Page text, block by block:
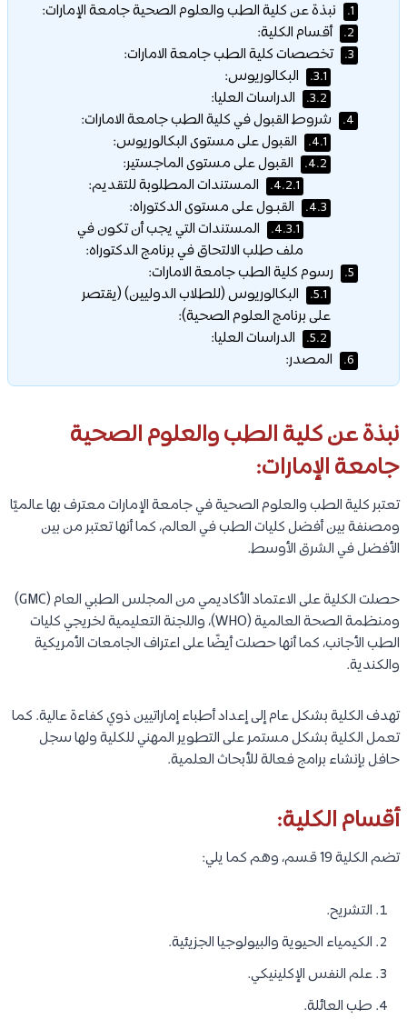
1. نبذة عن كلية الطب والعلوم الصحية جامعة الإمارات:
2. أقسام الكلية:
3. تخصصات كلية الطب جامعة الامارات:
3.1. البكالوريوس:
3.2. الدراسات العليا:
4. شروط القبول في كلية الطب جامعة الامارات:
4.1. القبول على مستوى البكالوريوس:
4.2. القبول على مستوى الماجستير:
4.2.1. المستندات المطلوبة للتقديم:
4.3. القبـول على مستوى الدكتوراه:
4.3.1.
المستندات التي يجب أن تكون في
ملف طلب الالتحاق في برنامج الدكتوراه:
5. رسوم كلية الطب جامعة الامارات:
5.1.
البكالوريوس (للطلاب الدوليين) (يقتصر
على برنامج العلوم الصحية):
5.2. الدراسات العليا:
6. المصدر:
نبذة عن كلية الطب والعلوم الصحية
جامعة الإمارات:
تعتبر كلية الطب والعلوم الصحية في جامعة الإمارات معترف بها عالميًا
ومصنفة بين أفضل كليات الطب في العالم، كما أنها تعتبر من بين
الأفضل في الشرق الأوسط.
حصلت الكلية على الاعتماد الأكاديمي من المجلس الطبي العام (GMC)
ومنظمة الصحة العالمية (WHO)، واللجنة التعليمية لخريجي كليات
الطب الأجانب، كما أنها حصلت أيضًا على اعتراف الجامعات الأمريكية
والكندية.
تهدف الكلية بشكل عام إلى إعداد أطباء إماراتيين ذوي كفاءة عالية. كما
تعمل الكلية بشكل مستمر على التطوير المهني للكلية ولها سجل
حافل بإنشاء برامج فعالة للأبحاث العلمية.
أقسام الكلية:
تضم الكلية 19 قسم، وهم كما يلي:
التشريح.
الكيمياء الحيوية والبيولوجيا الجزيئية.
علم النفس الإكلينيكي.
طب العائلة.